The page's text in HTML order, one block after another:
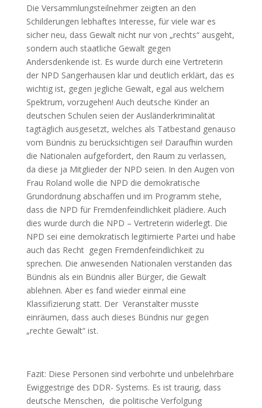
Die Versammlungsteilnehmer zeigten an den
Schilderungen lebhaftes Interesse, für viele war es
sicher neu, dass Gewalt nicht nur von „rechts“ ausgeht,
sondern auch staatliche Gewalt gegen
Andersdenkende ist. Es wurde durch eine Vertreterin
der NPD Sangerhausen klar und deutlich erklärt, das es
wichtig ist, gegen jegliche Gewalt, egal aus welchem
Spektrum, vorzugehen! Auch deutsche Kinder an
deutschen Schulen seien der Ausländerkriminalität
tagtäglich ausgesetzt, welches als Tatbestand genauso
vom Bündnis zu berücksichtigen sei! Daraufhin wurden
die Nationalen aufgefordert, den Raum zu verlassen,
da diese ja Mitglieder der NPD seien. In den Augen von
Frau Roland wolle die NPD die demokratische
Grundordnung abschaffen und im Programm stehe,
dass die NPD für Fremdenfeindlichkeit plädiere. Auch
dies wurde durch die NPD – Vertreterin widerlegt. Die
NPD sei eine demokratisch legitimierte Partei und habe
auch das Recht gegen Fremdenfeindlichkeit zu
sprechen. Die anwesenden Nationalen verstanden das
Bündnis als ein Bündnis aller Bürger, die Gewalt
ablehnen. Aber es fand wieder einmal eine
Klassifizierung statt. Der Veranstalter musste
einräumen, dass auch dieses Bündnis nur gegen
„rechte Gewalt“ ist.
Fazit: Diese Personen sind verbohrte und unbelehrbare
Ewiggestrige des DDR- Systems. Es ist traurig, dass
deutsche Menschen, die politische Verfolgung